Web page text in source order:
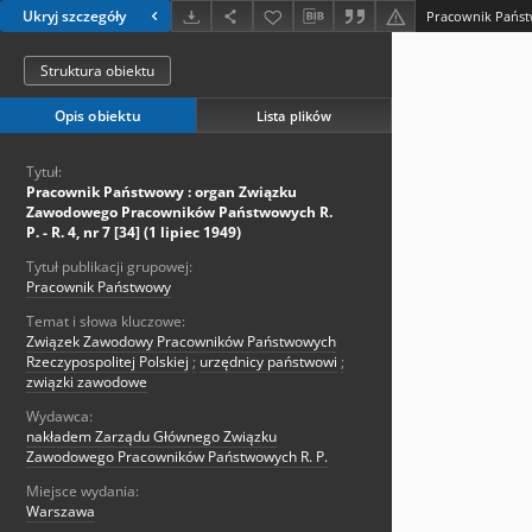
Ukryj szczegóły
Struktura obiektu
Opis obiektu Lista plików
Tytuł:
Pracownik Państwowy : organ Związku
Zawodowego Pracowników Państwowych R.
P. - R. 4, nr 7 [34] (1 lipiec 1949)
Tytuł publikacji grupowej:
Pracownik Państwowy
Temat i słowa kluczowe:
Związek Zawodowy Pracowników Państwowych
Rzeczypospolitej Polskiej ; urzędnicy państwowi ;
związki zawodowe
Wydawca:
nakładem Zarządu Głównego Związku
Zawodowego Pracowników Państwowych R. P.
Miejsce wydania:
Warszawa